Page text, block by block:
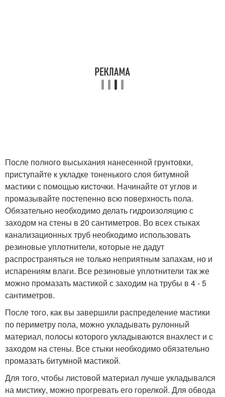
После полного высыхания нанесенной грунтовки,
приступайте к укладке тоненького слоя битумной
мастики с помощью кисточки. Начинайте от углов и
промазывайте постепенно всю поверхность пола.
Обязательно необходимо делать гидроизоляцию с
заходом на стены в 20 сантиметров. Во всех стыках
канализационных труб необходимо использовать
резиновые уплотнители, которые не дадут
распространяться не только неприятным запахам, но и
испарениям влаги. Все резиновые уплотнители так же
можно промазать мастикой с заходим на трубы в 4 - 5
сантиметров.
После того, как вы завершили распределение мастики
по периметру пола, можно укладывать рулонный
материал, полосы которого укладываются внахлест и с
заходом на стены. Все стыки необходимо обязательно
промазать битумной мастикой.
Для того, чтобы листовой материал лучше укладывался
на мистику, можно прогревать его горелкой. Для обвода